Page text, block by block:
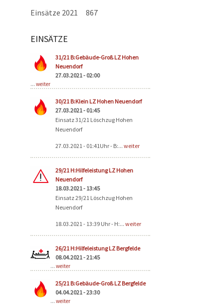
Einsätze 2021 867
EINSÄTZE
31/21 B:Gebäude-Groß LZ Hohen
Neuendorf
27.03.2021 - 02:00
... weiter
30/21 B:Klein LZ Hohen Neuendorf
27.03.2021 - 01:45
Einsatz 31/21 Löschzug Hohen
Neuendorf
27.03.2021 - 01:41Uhr - B:... weiter
29/21 H:Hilfeleistung LZ Hohen
Neuendorf
18.03.2021 - 13:45
Einsatz 29/21 Löschzug Hohen
Neuendorf
18.03.2021 - 13:39 Uhr - H:... weiter
26/21 H:Hilfeleistung LZ Bergfelde
08.04.2021 - 21:45
... weiter
25/21 B:Gebäude-Groß LZ Bergfelde
04.04.2021 - 23:30
... weiter
Seiten